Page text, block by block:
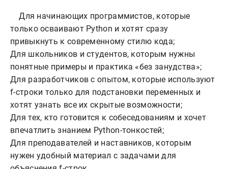
    Для начинающих программистов, которые
только осваивают Python и хотят сразу
привыкнуть к современному стилю кода;
Для школьников и студентов, которым нужны
понятные примеры и практика «без занудства»;
Для разработчиков с опытом, которые используют
f-строки только для подстановки переменных и
хотят узнать все их скрытые возможности;
Для тех, кто готовится к собеседованиям и хочет
впечатлить знанием Python-тонкостей;
Для преподавателей и наставников, которым
нужен удобный материал с задачами для